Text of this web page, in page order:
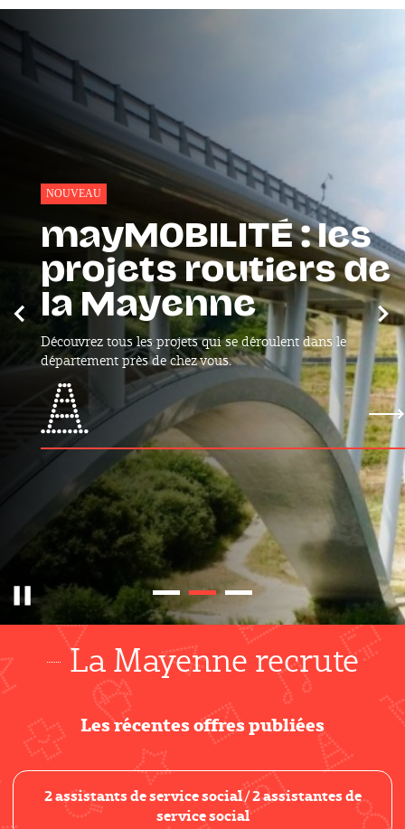
Précédent
Pause
mayMOBILITÉ : les
projets routiers de
la Mayenne
NOUVEAU
Découvrez tous les projets qui se déroulent dans le
département près de chez vous.
mayMOBILITÉ : les projets routiers de la
La Mayenne recrute
Les récentes offres publiées
2 assistants de service social / 2 assistantes de
service social